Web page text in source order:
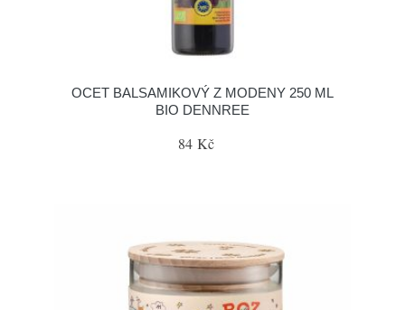
OCET BALSAMIKOVÝ Z MODENY 250 ML
BIO DENNREE
84 Kč